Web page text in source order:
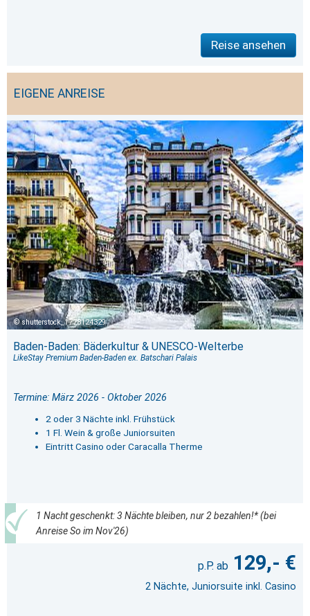
Reise ansehen
EIGENE ANREISE
shutterstock_1778124329
Baden-Baden: Bäderkultur & UNESCO-Welterbe
LikeStay Premium Baden-Baden ex. Batschari Palais
Termine: März 2026 - Oktober 2026
2 oder 3 Nächte inkl. Frühstück
1 Fl. Wein & große Juniorsuiten
Eintritt Casino oder Caracalla Therme
1 Nacht geschenkt: 3 Nächte bleiben, nur 2 bezahlen!* (bei
Anreise So im Nov'26)
129,- €
2 Nächte, Juniorsuite inkl. Casino